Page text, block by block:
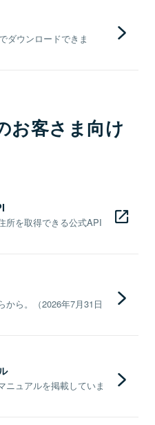
ダウンロードできま
お客さま向け
所を取得できる公式API
から。（2026年7月31日
ニュアルを掲載していま